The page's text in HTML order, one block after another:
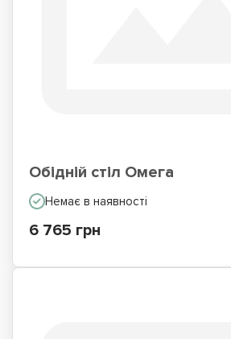
Обідній стіл Омега
Немає в наявності
6 765 грн